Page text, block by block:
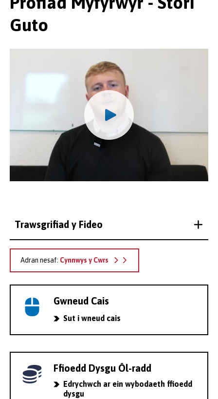
Guto
Trawsgrifiad y Fideo
Adran nesaf: Cynnwys y Cwrs
Gwneud Cais
Sut i wneud cais
Ffioedd Dysgu Ôl-radd
Edrychwch ar ein wybodaeth ffioedd
dysgu